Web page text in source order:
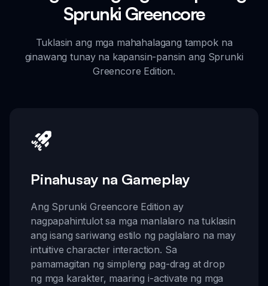
Sprunki Greencore
Tuklasin ang mga mahahalagang tampok na
ginawang tunay na kapansin-pansin ang Sprunki
Greencore Edition.
Pinahusay na Gameplay
Ang Sprunki Greencore Edition ay
nagpapahintulot sa mga manlalaro na tuklasin
ang isang sariwang estilo ng paglalaro na may
intuitive character interaction. Sa
pamamagitan ng simpleng pag-drag at drop
ng mga karakter, maaring i-activate ng mga